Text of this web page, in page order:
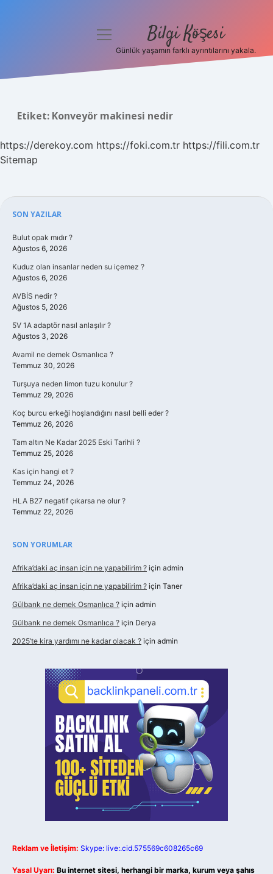
Hakkımızda
menüyü
Bilgi Köşesi
Günlük yaşamın farklı ayrıntılarını yakala.
Etiket: Konveyör makinesi nedir
https://derekoy.com https://foki.com.tr https://fili.com.tr
Sitemap
Sidebar
SON YAZILAR
Bulut opak mıdır ?
Ağustos 6, 2026
Kuduz olan insanlar neden su içemez ?
Ağustos 6, 2026
AVBİS nedir ?
Ağustos 5, 2026
5V 1A adaptör nasıl anlaşılır ?
Ağustos 3, 2026
Avamil ne demek Osmanlıca ?
Temmuz 30, 2026
Turşuya neden limon tuzu konulur ?
Temmuz 29, 2026
Koç burcu erkeği hoşlandığını nasıl belli eder ?
Temmuz 26, 2026
Tam altın Ne Kadar 2025 Eski Tarihli ?
Temmuz 25, 2026
Kas için hangi et ?
Temmuz 24, 2026
HLA B27 negatif çıkarsa ne olur ?
Temmuz 22, 2026
SON YORUMLAR
Afrika’daki aç insan için ne yapabilirim ? için admin
Afrika’daki aç insan için ne yapabilirim ? için Taner
Gülbank ne demek Osmanlıca ? için admin
Gülbank ne demek Osmanlıca ? için Derya
2025’te kira yardımı ne kadar olacak ? için admin
Reklam ve İletişim: Skype: live:.cid.575569c608265c69
Yasal Uyarı: Bu internet sitesi, herhangi bir marka, kurum veya şahıs